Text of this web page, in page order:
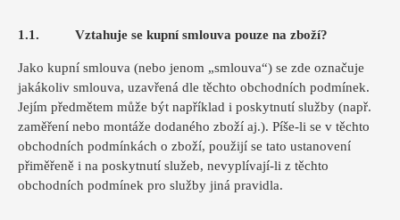
1.1. Vztahuje se kupní smlouva pouze na zboží?
Jako kupní smlouva (nebo jenom „smlouva“) se zde označuje
jakákoliv smlouva, uzavřená dle těchto obchodních podmínek.
Jejím předmětem může být například i poskytnutí služby (např.
zaměření nebo montáže dodaného zboží aj.). Píše-li se v těchto
obchodních podmínkách o zboží, použijí se tato ustanovení
přiměřeně i na poskytnutí služeb, nevyplívají-li z těchto
obchodních podmínek pro služby jiná pravidla.